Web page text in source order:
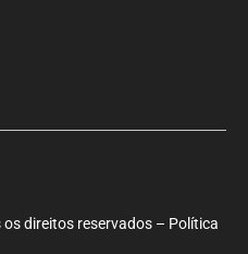
direitos reservados – Política